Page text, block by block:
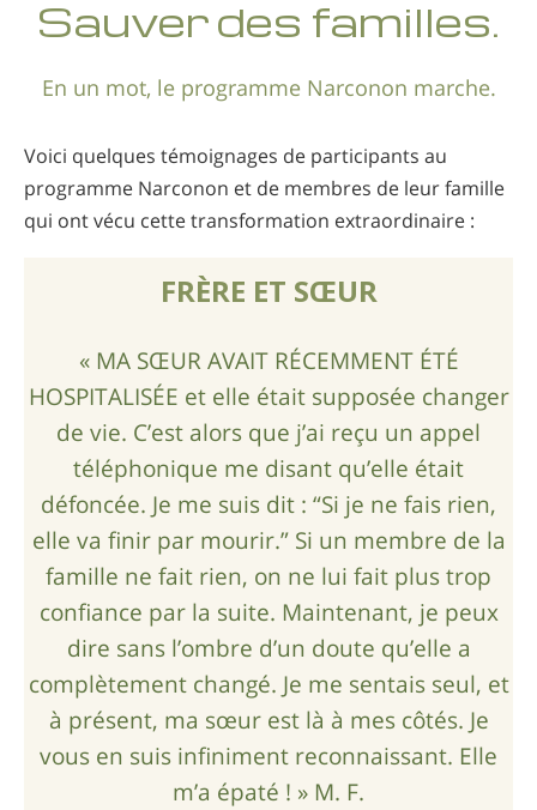
Népalais
Ukrainien
Turc
Sauver des familles.
En un mot, le programme Narconon marche.
Voici quelques témoignages de participants au
programme Narconon et de membres de leur famille
qui ont vécu cette transformation extraordinaire :
FRÈRE ET SŒUR
« MA SŒUR AVAIT RÉCEMMENT ÉTÉ
HOSPITALISÉE et elle était supposée changer
de vie. C’est alors que j’ai reçu un appel
téléphonique me disant qu’elle était
défoncée. Je me suis dit : “Si je ne fais rien,
elle va finir par mourir.” Si un membre de la
famille ne fait rien, on ne lui fait plus trop
confiance par la suite. Maintenant, je peux
dire sans l’ombre d’un doute qu’elle a
complètement changé. Je me sentais seul, et
à présent, ma sœur est là à mes côtés. Je
vous en suis infiniment reconnaissant. Elle
m’a épaté ! » M. F.